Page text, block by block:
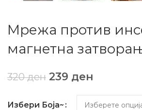
Мрежа против
магнетна
320ден 239 ден
Избери Боја~